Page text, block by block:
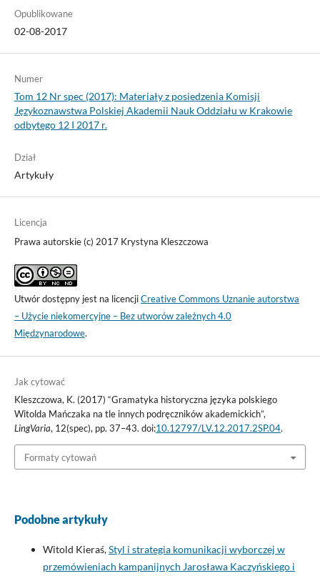
Opublikowane
02-08-2017
Numer
Tom 12 Nr spec (2017): Materiały z posiedzenia Komisji
Językoznawstwa Polskiej Akademii Nauk Oddziału w Krakowie
odbytego 12 I 2017 r.
Dział
Artykuły
Licencja
Prawa autorskie (c) 2017 Krystyna Kleszczowa
Utwór dostępny jest na licencjiCreative Commons Uznanie autorstwa
– Użycie niekomercyjne – Bez utworów zależnych 4.0
Międzynarodowe.
Jak cytować
Kleszczowa, K. (2017) “Gramatyka historyczna języka polskiego
Witolda Mańczaka na tle innych podręczników akademickich”,
LingVaria, 12(spec), pp. 37–43. doi:10.12797/LV.12.2017.2SP.04.
Formaty cytowań
Podobne artykuły
Witold Kieraś,Styl i strategia komunikacji wyborczej w
przemówieniach kampanijnych Jarosława Kaczyńskiego i